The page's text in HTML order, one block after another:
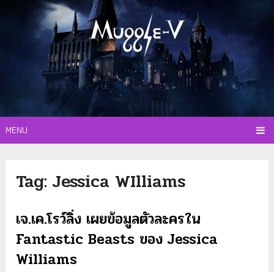
MENU
Tag:Jessica WIlliams
เจ.เค.โรว์ลิ่ง เผยข้อมูลตัวละครใน
Fantastic Beasts ของ Jessica
Williams